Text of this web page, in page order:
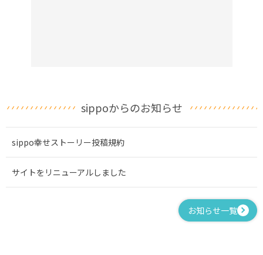
sippoからのお知らせ
sippo幸せストーリー投稿規約
サイトをリニューアルしました
お知らせ一覧